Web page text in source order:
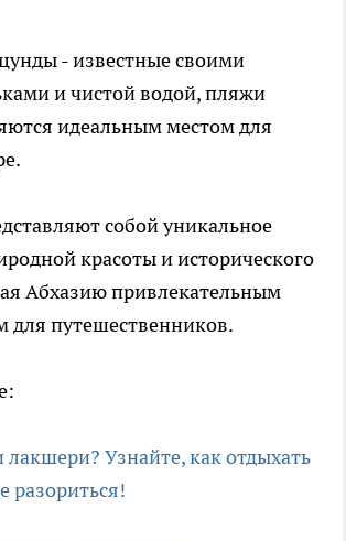
- известные своими
и чистой водой, пляжи
идеальным местом для
собой уникальное
красоты и исторического
Абхазию привлекательным
для путешественников.
Узнайте, как отдыхать
разориться!